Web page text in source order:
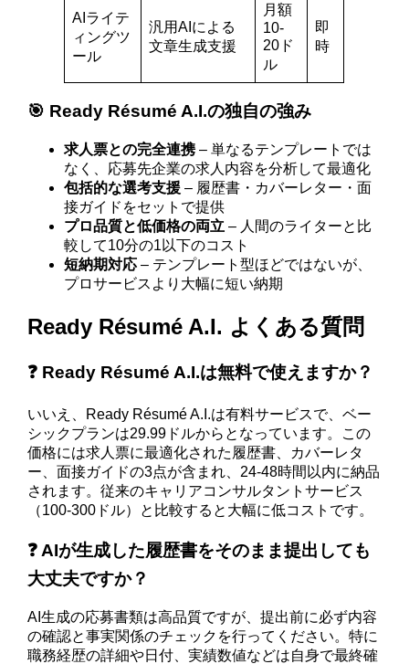
AIライテ
ィングツ
ール
汎用AIによる
文章生成支援
月額
10-
20ド
ル
即
時
🎯 Ready Résumé A.I.の独自の強み
求人票との完全連携– 単なるテンプレートでは
なく、応募先企業の求人内容を分析して最適化
包括的な選考支援 – 履歴書・カバーレター・面
接ガイドをセットで提供
プロ品質と低価格の両立 – 人間のライターと比
較して10分の1以下のコスト
短納期対応 – テンプレート型ほどではないが、
プロサービスより大幅に短い納期
Ready Résumé A.I. よくある質問
❓ Ready Résumé A.I.は無料で使えますか？
いいえ、Ready Résumé A.I.は有料サービスで、ベー
シックプランは29.99ドルからとなっています。この
価格には求人票に最適化された履歴書、カバーレタ
ー、面接ガイドの3点が含まれ、24-48時間以内に納品
されます。従来のキャリアコンサルタントサービス
（100-300ドル）と比較すると大幅に低コストです。
❓ AIが生成した履歴書をそのまま提出しても
大丈夫ですか？
AI生成の応募書類は高品質ですが、提出前に必ず内容
の確認と事実関係のチェックを行ってください。特に
職務経歴の詳細や日付、実績数値などは自身で最終確